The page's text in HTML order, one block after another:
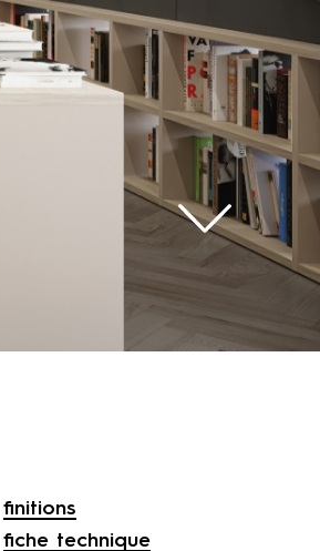
voir
tous
finitions
fiche technique